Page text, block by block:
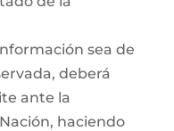
sea de
deberá
ante la
haciendo